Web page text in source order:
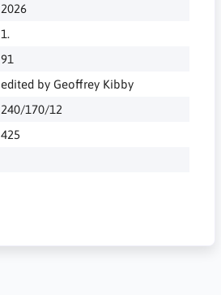
2026
1.
91
edited by Geoffrey Kibby
240/170/12
425